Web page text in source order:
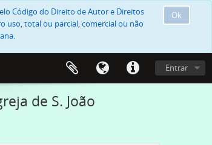
Ok
Código do Direito de Autor e Direitos
uso, total ou parcial, comercial ou não
Entrar
de S. João